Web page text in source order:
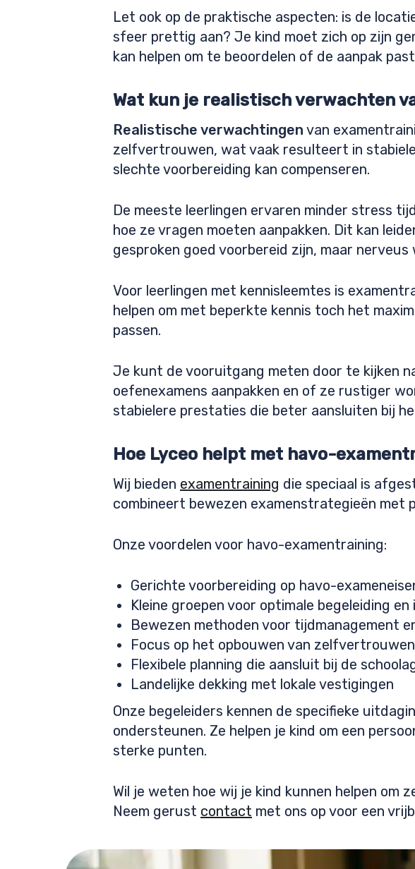
Let ook op de praktische aspecten: is de
sfeer prettig aan? Je kind moet zich op zijn
kan helpen om te beoordelen of de aanpak
Wat kun je realistisch verwachten
Realistische verwachtingen van
zelfvertrouwen, wat vaak resulteert in
slechte voorbereiding kan compenseren.
De meeste leerlingen ervaren minder stress
hoe ze vragen moeten aanpakken. Dit kan
gesproken goed voorbereid zijn, maar nerveus
Voor leerlingen met kennisleemtes is
helpen om met beperkte kennis toch het
passen.
Je kunt de vooruitgang meten door te kijken
oefenexamens aanpakken en of ze rustiger
stabielere prestaties die beter aansluiten bij
Hoe Lyceo helpt met havo-
Wij bieden examentraining die speciaal is
combineert bewezen examenstrategieën met
Onze voordelen voor havo-examentraining:
Gerichte voorbereiding op havo-
Kleine groepen voor optimale begeleiding
Bewezen methoden voor tijdmanagement
Focus op het opbouwen van
Flexibele planning die aansluit bij de
Landelijke dekking met lokale vestigingen
Onze begeleiders kennen de specifieke
ondersteunen. Ze helpen je kind om een
sterke punten.
Wil je weten hoe wij je kind kunnen helpen
Neem gerust contact met ons op voor een